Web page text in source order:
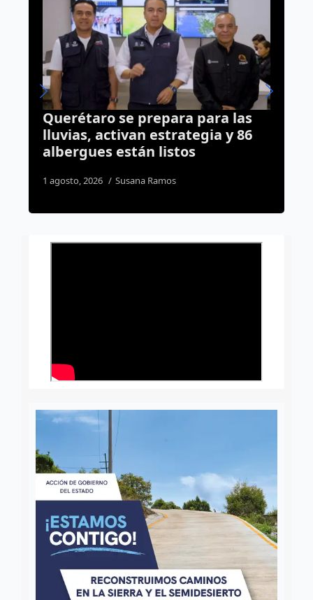
Querétaro se prepara para las
lluvias, activan estrategia y 86
albergues están listos
1 agosto, 2026 Susana Ramos